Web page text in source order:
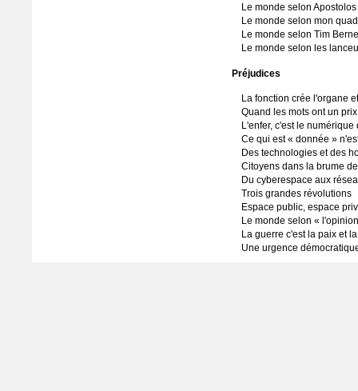
Le monde selon Apostolos
Le monde selon mon
Le monde selon Tim
Le monde selon les
Préjudices
La fonction crée l'organe
Quand les mots ont un
L'enfer, c'est le numérique
Ce qui est « donnée »
Des technologies et des
Citoyens dans la brume
Du cyberespace aux
Trois grandes révolutions
Espace public, espace
Le monde selon «
La guerre c'est la paix et
Une urgence